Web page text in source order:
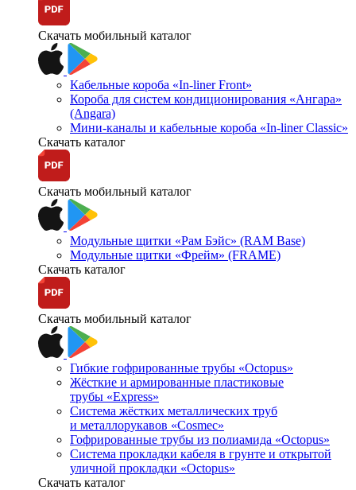
Скачать мобильный каталог
Кабельные короба «In-liner Front»
Короба для систем кондиционирования «Ангара»
(Angara)
Мини-каналы и кабельные короба «In-liner Classic»
Скачать каталог
Скачать мобильный каталог
Модульные щитки «Рам Бэйс» (RAM Base)
Модульные щитки «Фрейм» (FRAME)
Скачать каталог
Скачать мобильный каталог
Гибкие гофрированные трубы «Octopus»
Жёсткие и армированные пластиковые
трубы «Express»
Система жёстких металлических труб
и металлорукавов «Cosmec»
Гофрированные трубы из полиамида «Octopus»
Система прокладки кабеля в грунте и открытой
уличной прокладки «Octopus»
Скачать каталог